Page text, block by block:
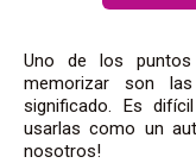
Uno de los
memorizar son
significado. Es
usarlas como un
nosotros!